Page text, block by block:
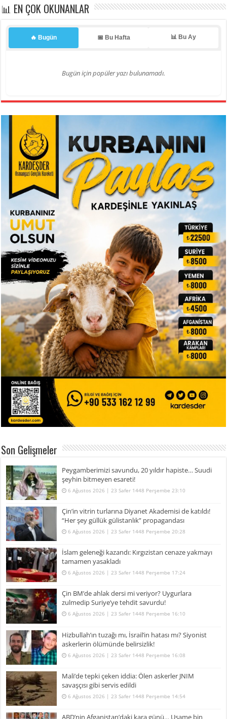
📊 EN ÇOK OKUNANLAR
🔥 Bugün 📅 Bu Hafta 📊 Bu Ay
Bugün için popüler yazı bulunamadı.
Son Gelişmeler
Peygamberimizi savundu, 20 yıldır hapiste… Suudi
şeyhin bitmeyen esareti!
6 Ağustos 2026 | 23 Safer 1448 Perşembe 23:10
Çin’in vitrin turlarına Diyanet Akademisi de katıldı!
“Her şey güllük gülistanlık” propagandası
6 Ağustos 2026 | 23 Safer 1448 Perşembe 20:28
İslam geleneği kazandı: Kırgızistan cenaze yakmayı
tamamen yasakladı
6 Ağustos 2026 | 23 Safer 1448 Perşembe 17:24
Çin BM’de ahlak dersi mi veriyor? Uygurlara
zulmedip Suriye’ye tehdit savurdu!
6 Ağustos 2026 | 23 Safer 1448 Perşembe 16:10
Hizbullah’ın tuzağı mı, İsrail’in hatası mı? Siyonist
askerlerin ölümünde belirsizlik!
6 Ağustos 2026 | 23 Safer 1448 Perşembe 16:08
Mali’de tepki çeken iddia: Ölen askerler JNIM
savaşçısı gibi servis edildi
6 Ağustos 2026 | 23 Safer 1448 Perşembe 14:54
ABD’nin Afganistan’daki kara günü… Usame bin